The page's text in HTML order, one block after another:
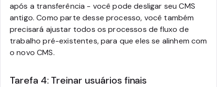
após a transferência - você pode desligar seu CMS
antigo. Como parte desse processo, você também
precisará ajustar todos os processos de fluxo de
trabalho pré-existentes, para que eles se alinhem com
o novo CMS.
Tarefa 4: Treinar usuários finais